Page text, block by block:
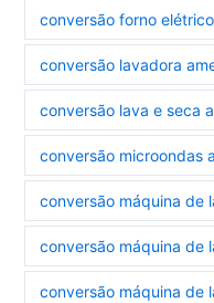
conversão forno
conversão lavadora
conversão lava e seca
conversão microondas
conversão máquina de
conversão máquina de
conversão máquina de